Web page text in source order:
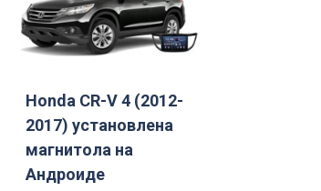
Honda CR-V 4 (2012-
2017) установлена
магнитола на
Андроиде